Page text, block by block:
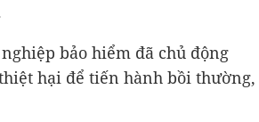
bảo hiểm đã chủ động
hại để tiến hành bồi thường,